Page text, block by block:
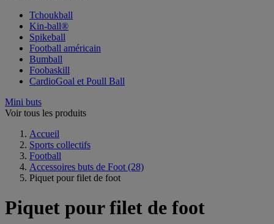
Tchoukball
Kin-ball®
Spikeball
Football américain
Bumball
Foobaskill
CardioGoal et Poull Ball
Mini buts
Voir tous les produits
Accueil
Sports collectifs
Football
Accessoires buts de Foot (28)
Piquet pour filet de foot
Piquet pour filet de foot